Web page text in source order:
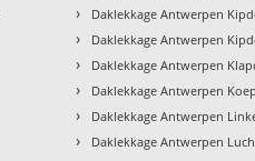
› Daklekkage Antwerpen
› Daklekkage Antwerpen
› Daklekkage Antwerpen
› Daklekkage Antwerpen
› Daklekkage Antwerpen
› Daklekkage Antwerpen